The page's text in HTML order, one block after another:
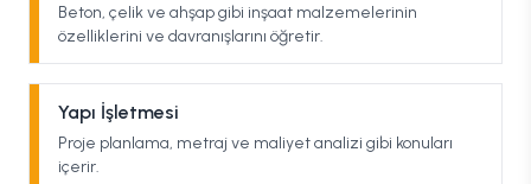
Beton, çelik ve ahşap gibi inşaat malzemelerinin
özelliklerini ve davranışlarını öğretir.
Yapı İşletmesi
Proje planlama, metraj ve maliyet analizi gibi konuları
içerir.